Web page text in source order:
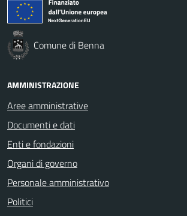
Comune di Benna
AMMINISTRAZIONE
Aree amministrative
Documenti e dati
Enti e fondazioni
Organi di governo
Personale amministrativo
Politici